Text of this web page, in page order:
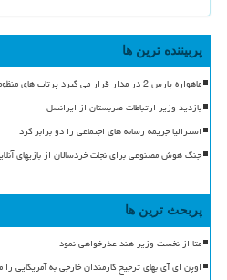
پربیننده ترین ها
ماهواره پارس 2 در مدار قرار می گیرد پرتاب های منظومه سلیمانی در1405
بازدید وزیر ارتباطات صربستان از ایرانسل
استرالیا جریمه رسانه های اجتماعی را دو برابر کرد
جنگ هوش مصنوعی برای نجات خردسالان از بازیهای
پربحث ترین ها
متا از نخست وزیر هند عذرخواهی نمود
اوپن ای آی بهای ترجیح کارمندان خارجی به آمریکایی